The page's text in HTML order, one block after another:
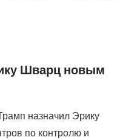
Шварц новым
назначил Эрику
по контролю и